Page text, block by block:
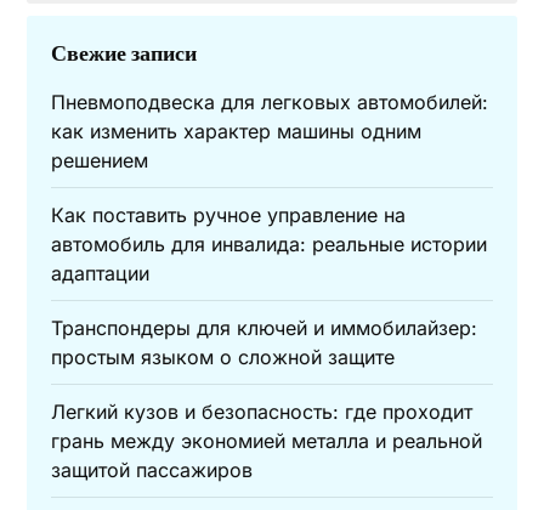
Свежие записи
Пневмоподвеска для легковых автомобилей:
как изменить характер машины одним
решением
Как поставить ручное управление на
автомобиль для инвалида: реальные истории
адаптации
Транспондеры для ключей и иммобилайзер:
простым языком о сложной защите
Легкий кузов и безопасность: где проходит
грань между экономией металла и реальной
защитой пассажиров